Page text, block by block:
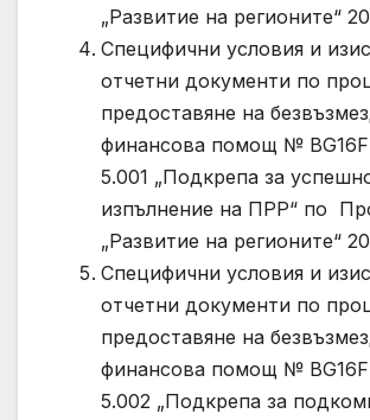
„Развитие на регионите“
Специфични условия и
отчетни документи по
предоставяне на
финансова помощ №
5.001 „Подкрепа за
изпълнение на ПРР“ по
„Развитие на регионите“
Специфични условия и
отчетни документи по
предоставяне на
финансова помощ №
5.002 „Подкрепа за